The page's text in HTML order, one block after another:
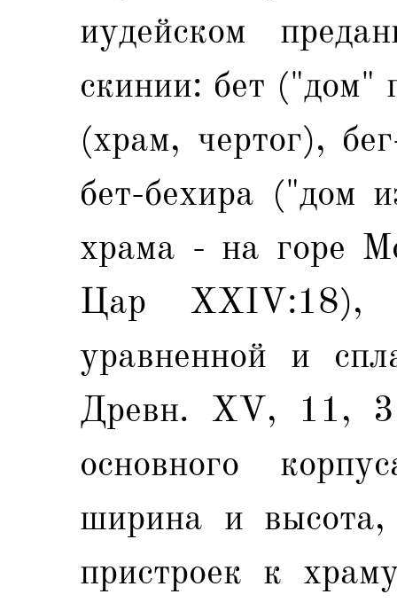
иудейском
скинии: бет ("дом"
(храм, чертог),
бет-бехира ("дом
храма - на горе
Цар XXIV:18),
уравненной и
Древн. XV, 11,
основного
ширина и
пристроек к